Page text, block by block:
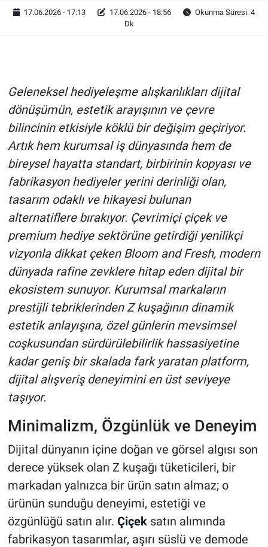
17.06.2026 - 17:13 17.06.2026 - 18:56
Okunma Süresi: 4
Dk
Geleneksel hediyeleşme alışkanlıkları dijital
dönüşümün, estetik arayışının ve çevre
bilincinin etkisiyle köklü bir değişim geçiriyor.
Artık hem kurumsal iş dünyasında hem de
bireysel hayatta standart, birbirinin kopyası ve
fabrikasyon hediyeler yerini derinliği olan,
tasarım odaklı ve hikayesi bulunan
alternatiflere bırakıyor. Çevrimiçi çiçek ve
premium hediye sektörüne getirdiği yenilikçi
vizyonla dikkat çeken Bloom and Fresh, modern
dünyada rafine zevklere hitap eden dijital bir
ekosistem sunuyor. Kurumsal markaların
prestijli tebriklerinden Z kuşağının dinamik
estetik anlayışına, özel günlerin mevsimsel
coşkusundan sürdürülebilirlik hassasiyetine
kadar geniş bir skalada fark yaratan platform,
dijital alışveriş deneyimini en üst seviyeye
taşıyor.
Minimalizm, Özgünlük ve Deneyim
Dijital dünyanın içine doğan ve görsel algısı son
derece yüksek olan Z kuşağı tüketicileri, bir
markadan yalnızca bir ürün satın almaz; o
ürünün sunduğu deneyimi, estetiği ve
özgünlüğü satın alır. Çiçeksatın alımında
fabrikasyon tasarımlar, aşırı süslü ve demode
HABERDE İNSAN
POLİTİKA
SPOR
MAGAZİN
Bilim, Teknoloji